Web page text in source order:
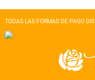
TODAS LAS FORMAS DE PAGO